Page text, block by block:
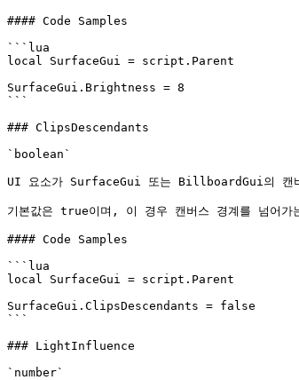
#### Code Samples
```lua
local SurfaceGui = script.Parent
SurfaceGui.Brightness = 8
```
### ClipsDescendants
`boolean`
UI 요소가 SurfaceGui 또는 BillboardGui의 캔버
기본값은 true이며, 이 경우 캔버스 경계를 넘어
#### Code Samples
```lua
local SurfaceGui = script.Parent
SurfaceGui.ClipsDescendants = false
```
### LightInfluence
`number`